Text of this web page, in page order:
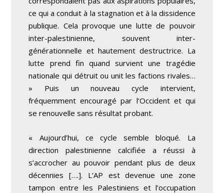
ce qui a conduit à la stagnation et à la dissidence
publique. Cela provoque une lutte de pouvoir
inter-palestinienne, souvent inter-
générationnelle et hautement destructrice. La
lutte prend fin quand survient une tragédie
nationale qui détruit ou unit les factions rivales…
» Puis un nouveau cycle intervient,
fréquemment encouragé par l’Occident et qui
se renouvelle sans résultat probant.
« Aujourd’hui, ce cycle semble bloqué. La
direction palestinienne calcifiée a réussi à
s’accrocher au pouvoir pendant plus de deux
décennies [….]. L’AP est devenue une zone
tampon entre les Palestiniens et l’occupation